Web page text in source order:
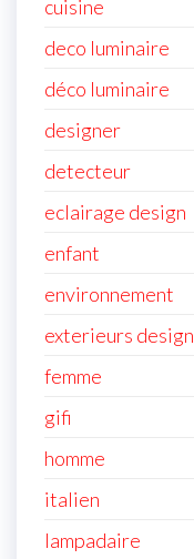
cuisine
deco luminaire
déco luminaire
designer
detecteur
eclairage design
enfant
environnement
exterieurs design
femme
gifi
homme
italien
lampadaire